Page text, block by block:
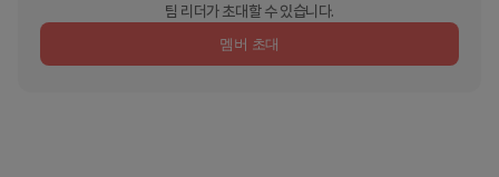
팀 리더가 초대할 수 있습니다.
멤버 초대